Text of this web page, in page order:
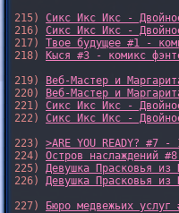
215) Сикс Икс Икс -
216) Сикс Икс Икс -
217) Твое будущее #1 -
218)
Кыся #3 - комикс
219)
Веб-Мастер и
220)
Веб-Мастер и
221) Сикс Икс Икс -
222) Сикс Икс Икс -
223) >ARE YOU READY? #7
224) Остров наслаждений
225) Девушка Прасковья
226) Девушка Прасковья
227)
Бюро медвежьих